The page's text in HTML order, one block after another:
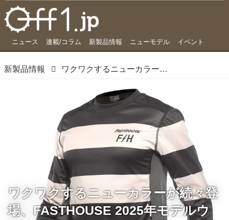
ニュース 連載/コラム 新製品情報 ニューモデル イベント
新製品情報 ワクワクするニューカラーが続々登場、FASTHOUSE 2025年モデルウエア
ワクワクするニューカラーが続々登
場、FASTHOUSE 2025年モデルウ